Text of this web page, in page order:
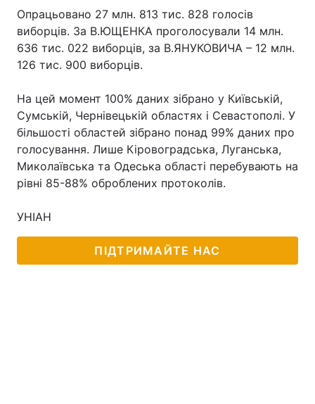
Опрацьовано 27 млн. 813 тис. 828 голосів
виборців. За В.ЮЩЕНКА проголосували 14 млн.
636 тис. 022 виборців, за В.ЯНУКОВИЧА – 12 млн.
126 тис. 900 виборців.
На цей момент 100% даних зібрано у Київській,
Сумській, Чернівецькій областях і Севастополі. У
більшості областей зібрано понад 99% даних про
голосування. Лише Кіровоградська, Луганська,
Миколаївська та Одеська області перебувають на
рівні 85-88% оброблених протоколів.
УНІАН
ПІДТРИМАЙТЕ НАС